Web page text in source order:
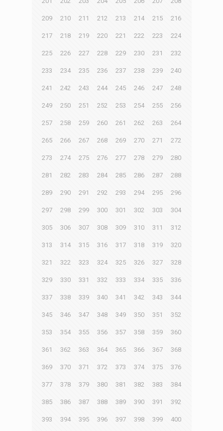
209 210 211 212 213 214 215 216
217 218 219 220 221 222 223 224
225 226 227 228 229 230 231 232
233 234 235 236 237 238 239 240
241 242 243 244 245 246 247 248
249 250 251 252 253 254 255 256
257 258 259 260 261 262 263 264
265 266 267 268 269 270 271 272
273 274 275 276 277 278 279 280
281 282 283 284 285 286 287 288
289 290 291 292 293 294 295 296
297 298 299 300 301 302 303 304
305 306 307 308 309 310 311 312
313 314 315 316 317 318 319 320
321 322 323 324 325 326 327 328
329 330 331 332 333 334 335 336
337 338 339 340 341 342 343 344
345 346 347 348 349 350 351 352
353 354 355 356 357 358 359 360
361 362 363 364 365 366 367 368
369 370 371 372 373 374 375 376
377 378 379 380 381 382 383 384
385 386 387 388 389 390 391 392
393 394 395 396 397 398 399 400